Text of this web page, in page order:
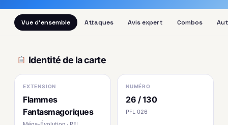
Vue d'ensemble Attaques Avis expert Combos
Identité de la carte
EXTENSION
Flammes
Fantasmagoriques
NUMÉRO
26 / 130
PFL 026